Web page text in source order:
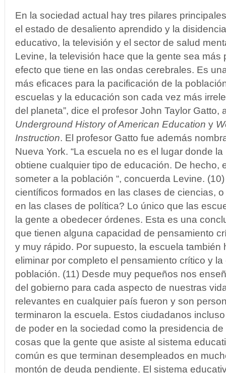
En la sociedad actual hay tres pilares
el estado de desaliento aprendido y la
educativo, la televisión y el sector de salud
Levine, la televisión hace que la gente sea más
efecto que tiene en las ondas cerebrales. Es
más eficaces para la pacificación de la
escuelas y la educación son cada vez más
del planeta”, dice el profesor John Taylor Gatto,
Underground History of American Education y
Instruction. El profesor Gatto fue además
Nueva York. “La escuela no es el lugar donde
obtiene cualquier tipo de educación. De hecho,
someter a la población “, concuerda Levine.
científicos formados en las clases de ciencias,
en las clases de política? Lo único que las
la gente a obedecer órdenes. Esta es una
que tienen alguna capacidad de pensamiento
y muy rápido. Por supuesto, la escuela también
eliminar por completo el pensamiento crítico y
población. (11) Desde muy pequeños nos
del gobierno para cada aspecto de nuestras
relevantes en cualquier país fueron y son
terminaron la escuela. Estos ciudadanos
de poder en la sociedad como la presidencia
cosas que la gente que asiste al sistema
común es que terminan desempleados en
montón de deuda pendiente. El sistema